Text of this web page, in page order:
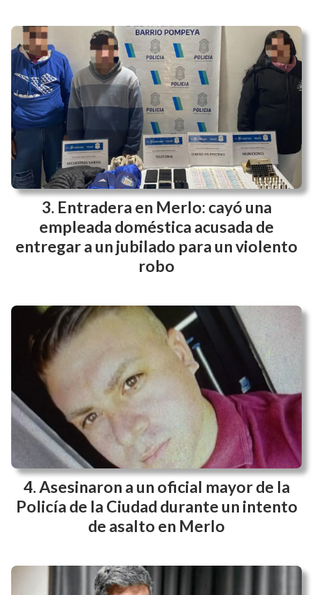
Entradera en Merlo: cayó una
empleada doméstica acusada de
entregar a un jubilado para un violento
robo
Asesinaron a un oficial mayor de la
Policía de la Ciudad durante un intento
de asalto en Merlo